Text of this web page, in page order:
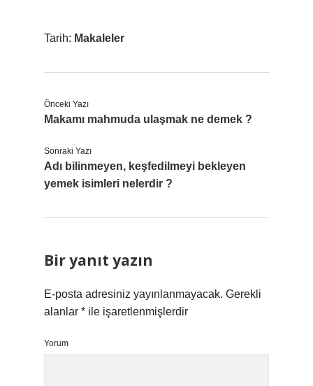
Tarih: Makaleler
Önceki Yazı
Makamı mahmuda ulaşmak ne demek ?
Sonraki Yazı
Adı bilinmeyen, keşfedilmeyi bekleyen
yemek isimleri nelerdir ?
Bir yanıt yazın
E-posta adresiniz yayınlanmayacak. Gerekli
alanlar * ile işaretlenmişlerdir
Yorum